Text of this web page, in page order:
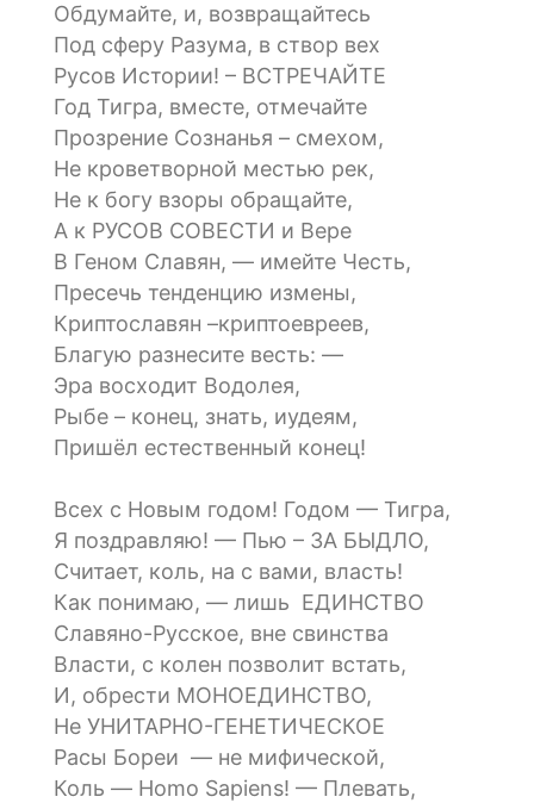
Обдумайте, и, возвращайтесь
Под сферу Разума, в створ вех
Русов Истории! – ВСТРЕЧАЙТЕ
Год Тигра, вместе, отмечайте
Прозрение Сознанья – смехом,
Не кроветворной местью рек,
Не к богу взоры обращайте,
А к РУСОВ СОВЕСТИ и Вере
В Геном Славян, — имейте Честь,
Пресечь тенденцию измены,
Криптославян –криптоевреев,
Благую разнесите весть: —
Эра восходит Водолея,
Рыбе – конец, знать, иудеям,
Пришёл естественный конец!
Всех с Новым годом! Годом — Тигра,
Я поздравляю! — Пью – ЗА БЫДЛО,
Считает, коль, на с вами, власть!
Как понимаю, — лишь ЕДИНСТВО
Славяно-Русское, вне свинства
Власти, с колен позволит встать,
И, обрести МОНОЕДИНСТВО,
Не УНИТАРНО-ГЕНЕТИЧЕСКОЕ
Расы Бореи — не мифической,
Коль — Homo Sapiens! — Плевать,